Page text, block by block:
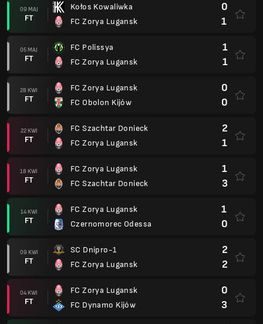
09 MAJ
FT
Kołos Kowaliwka
FC Zorya Lugansk
0
1
05 MAJ
FT
FC Polissya
FC Zorya Lugansk
1
1
28 KWI
FT
FC Zorya Lugansk
FC Obolon Kijów
0
0
22 KWI
FT
FC Szachtar Donieck
FC Zorya Lugansk
2
1
18 KWI
FT
FC Zorya Lugansk
FC Szachtar Donieck
1
3
14 KWI
FT
FC Zorya Lugansk
Czernomorec Odessa
1
0
09 KWI
FT
SC Dnipro-1
FC Zorya Lugansk
2
2
04 KWI
FT
FC Zorya Lugansk
FC Dynamo Kijów
0
3